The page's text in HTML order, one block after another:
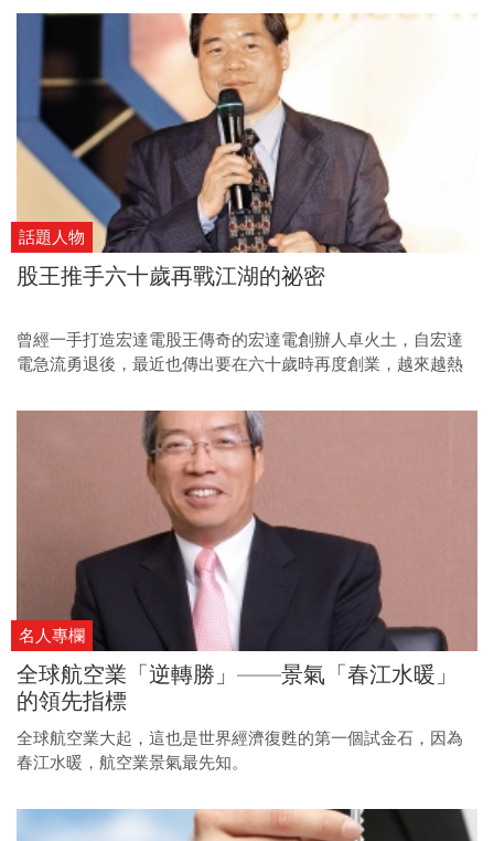
一個弱女子是靠著什麼樣的精神在異鄉生存下來？ 最後回鄉赤
手空拳創造她的餐飲帝國，成為中國的餐飲女王？
話題人物
股王推手六十歲再戰江湖的祕密
曾經一手打造宏達電股王傳奇的宏達電創辦人卓火土，自宏達
電急流勇退後，最近也傳出要在六十歲時再度創業，越來越熱
原因究竟為何？
名人專欄
全球航空業「逆轉勝」——景氣「春江水暖」
的領先指標
全球航空業大起，這也是世界經濟復甦的第一個試金石，因為
春江水暖，航空業景氣最先知。